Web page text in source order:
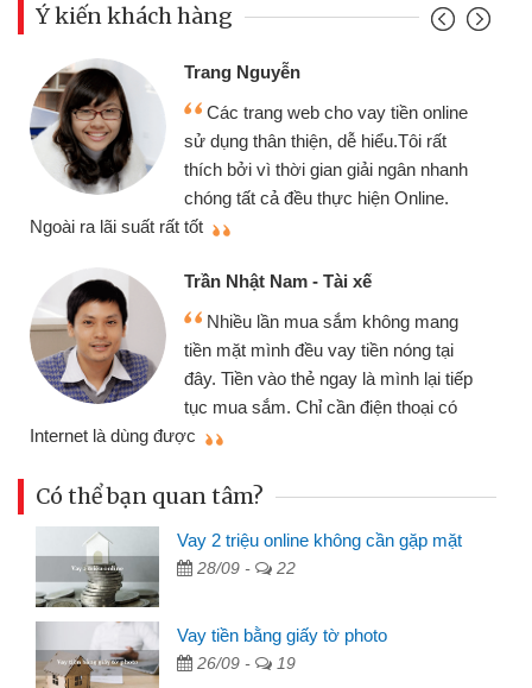
Ý kiến khách hàng
Đoàn Hữu Cảnh
Mình cần tiền gấp nên định cầm cố
chiếc xe wave nhưng thật may đã có
gói vay tiền bằng CMND online không
cần gặp mặt nên rất tiện lợi, sẽ giới
thiệu cho bạn bè biết
Cấn Văn Lực - Tạp hóa
Tôi kinh doanh buôn bán nhỏ lẻ
nhiều lúc cần vốn nhập hàng, nhờ biết
đến website qua bạn bè giới thiệu tôi
đã giải quyết được công việc của
Có thể bạn quan tâm?
Vay 2 triệu online không cần gặp mặt
28/09 - 22
Vay tiền bằng giấy tờ photo
26/09 - 19